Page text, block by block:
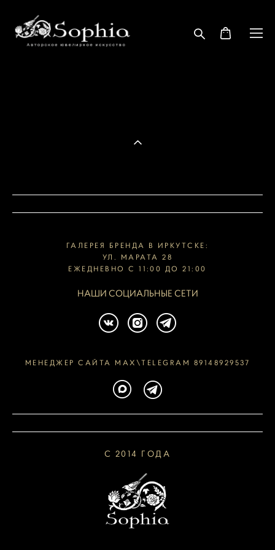
ГАЛЕРЕЯ БРЕНДА В ИРКУТСКЕ:
УЛ. МАРАТА 28
ЕЖЕДНЕВНО С 11:00 ДО 21:00
НАШИ СОЦИАЛЬНЫЕ СЕТИ
МЕНЕДЖЕР САЙТА MAX\TELEGRAM 89148929537
С 2014 ГОДА